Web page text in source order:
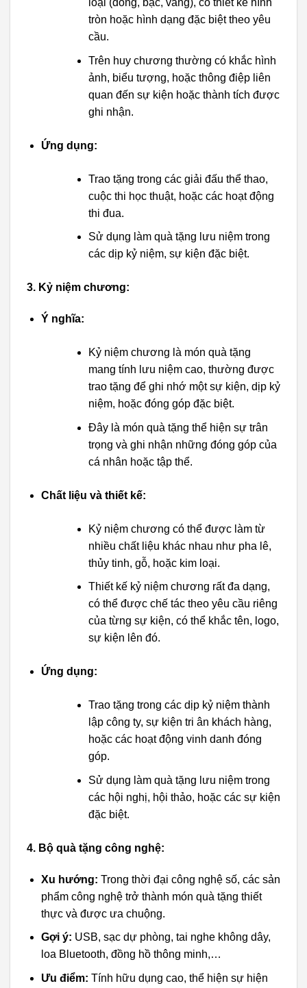
loại (đồng, bạc, vàng), có thiết kế hình
tròn hoặc hình dạng đặc biệt theo yêu
cầu.
Trên huy chương thường có khắc hình
ảnh, biểu tượng, hoặc thông điệp liên
quan đến sự kiện hoặc thành tích được
ghi nhận.
Ứng dụng:
Trao tặng trong các giải đấu thể thao,
cuộc thi học thuật, hoặc các hoạt động
thi đua.
Sử dụng làm quà tặng lưu niệm trong
các dịp kỷ niệm, sự kiện đặc biệt.
3. Kỷ niệm chương:
Ý nghĩa:
Kỷ niệm chương là món quà tặng
mang tính lưu niệm cao, thường được
trao tặng để ghi nhớ một sự kiện, dịp kỷ
niệm, hoặc đóng góp đặc biệt.
Đây là món quà tặng thể hiện sự trân
trọng và ghi nhận những đóng góp của
cá nhân hoặc tập thể.
Chất liệu và thiết kế:
Kỷ niệm chương có thể được làm từ
nhiều chất liệu khác nhau như pha lê,
thủy tinh, gỗ, hoặc kim loại.
Thiết kế kỷ niệm chương rất đa dạng,
có thể được chế tác theo yêu cầu riêng
của từng sự kiện, có thể khắc tên, logo,
sự kiện lên đó.
Ứng dụng:
Trao tặng trong các dịp kỷ niệm thành
lập công ty, sự kiện tri ân khách hàng,
hoặc các hoạt động vinh danh đóng
góp.
Sử dụng làm quà tặng lưu niệm trong
các hội nghị, hội thảo, hoặc các sự kiện
đặc biệt.
4. Bộ quà tặng công nghệ:
Xu hướng: Trong thời đại công nghệ số, các sản
phẩm công nghệ trở thành món quà tặng thiết
thực và được ưa chuộng.
Gợi ý: USB, sạc dự phòng, tai nghe không dây,
loa Bluetooth, đồng hồ thông minh,…
Ưu điểm: Tính hữu dụng cao, thể hiện sự hiện